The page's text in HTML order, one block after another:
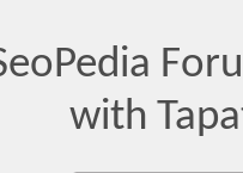
with